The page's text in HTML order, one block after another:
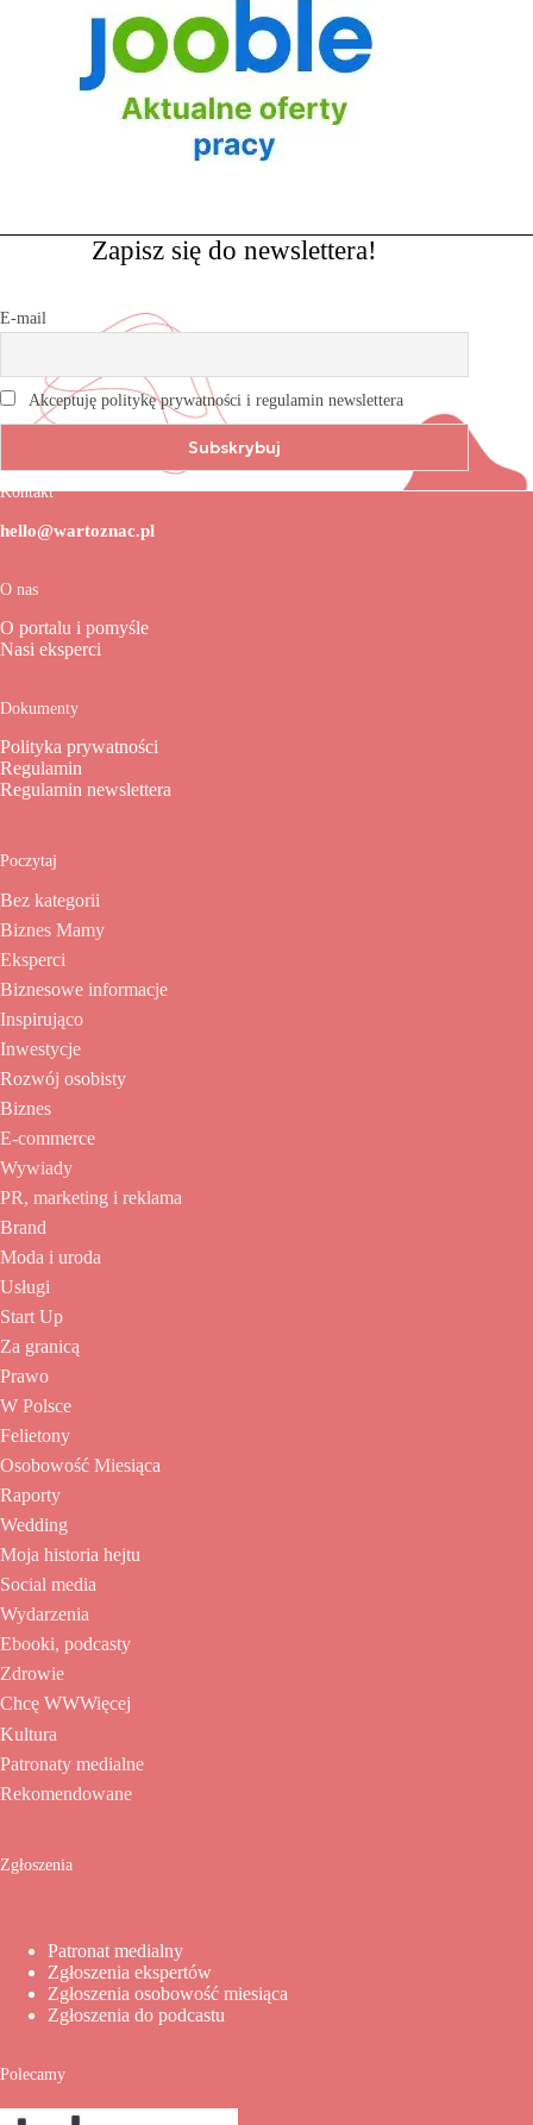
Zapisz się do newslettera!
E-mail
Akceptuję politykę prywatności i regulamin newslettera
Kontakt
hello@wartoznac.pl
O nas
O portalu i pomyśle
Nasi eksperci
Dokumenty
Polityka prywatności
Regulamin
Regulamin newslettera
Poczytaj
Bez kategorii
Biznes Mamy
Eksperci
Biznesowe informacje
Inspirująco
Inwestycje
Rozwój osobisty
Biznes
E-commerce
Wywiady
PR, marketing i reklama
Brand
Moda i uroda
Usługi
Start Up
Za granicą
Prawo
W Polsce
Felietony
Osobowość Miesiąca
Raporty
Wedding
Moja historia hejtu
Social media
Wydarzenia
Ebooki, podcasty
Zdrowie
Chcę WWWięcej
Kultura
Patronaty medialne
Rekomendowane
Zgłoszenia
Patronat medialny
Zgłoszenia ekspertów
Zgłoszenia osobowość miesiąca
Zgłoszenia do podcastu
Polecamy